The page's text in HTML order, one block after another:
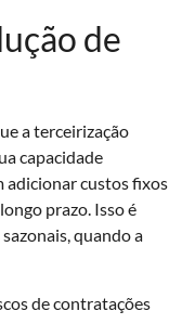
de
a terceirização
capacidade
adicionar custos fixos
prazo. Isso é
quando a
de contratações